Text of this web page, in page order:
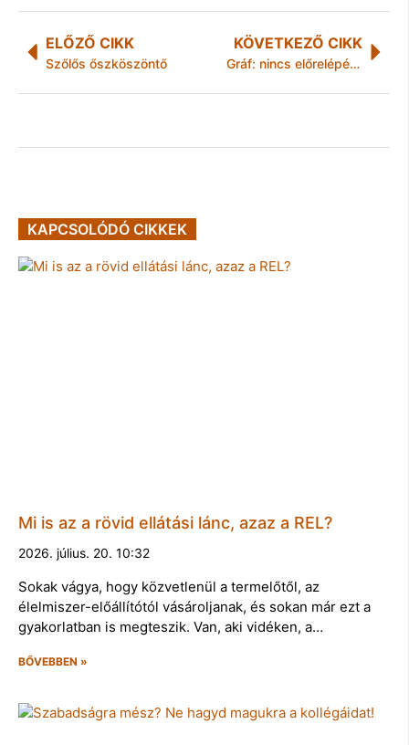
ELŐZŐ CIKK
Szőlős őszköszöntő
KÖVETKEZŐ CIKK
Gráf: nincs előrelépés az uniós tejtárgyalásokon
KAPCSOLÓDÓ CIKKEK
Mi is az a rövid ellátási lánc, azaz a REL?
2026. július. 20. 10:32
Sokak vágya, hogy közvetlenül a termelőtől, az
élelmiszer-előállítótól vásároljanak, és sokan már ezt a
gyakorlatban is megteszik. Van, aki vidéken, a…
BŐVEBBEN »